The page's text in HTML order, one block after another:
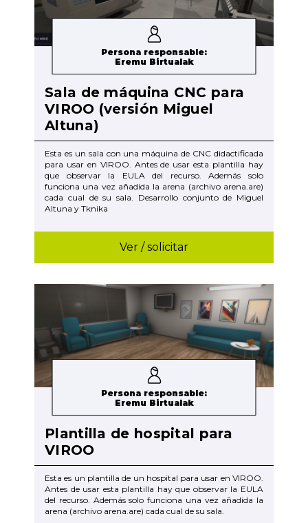
Persona responsable:
Eremu Birtualak
Sala de máquina CNC para
VIROO (versión Miguel
Altuna)
Esta es un sala con una máquina de CNC didactificada
para usar en VIROO. Antes de usar esta plantilla hay
que observar la EULA del recurso. Además solo
funciona una vez añadida la arena (archivo arena.are)
cada cual de su sala. Desarrollo conjunto de Miguel
Altuna y Tknika
Ver / solicitar
Persona responsable:
Eremu Birtualak
Plantilla de hospital para
VIROO
Esta es un plantilla de un hospital para usar en VIROO.
Antes de usar esta plantilla hay que observar la EULA
del recurso. Además solo funciona una vez añadida la
arena (archivo arena.are) cada cual de su sala.